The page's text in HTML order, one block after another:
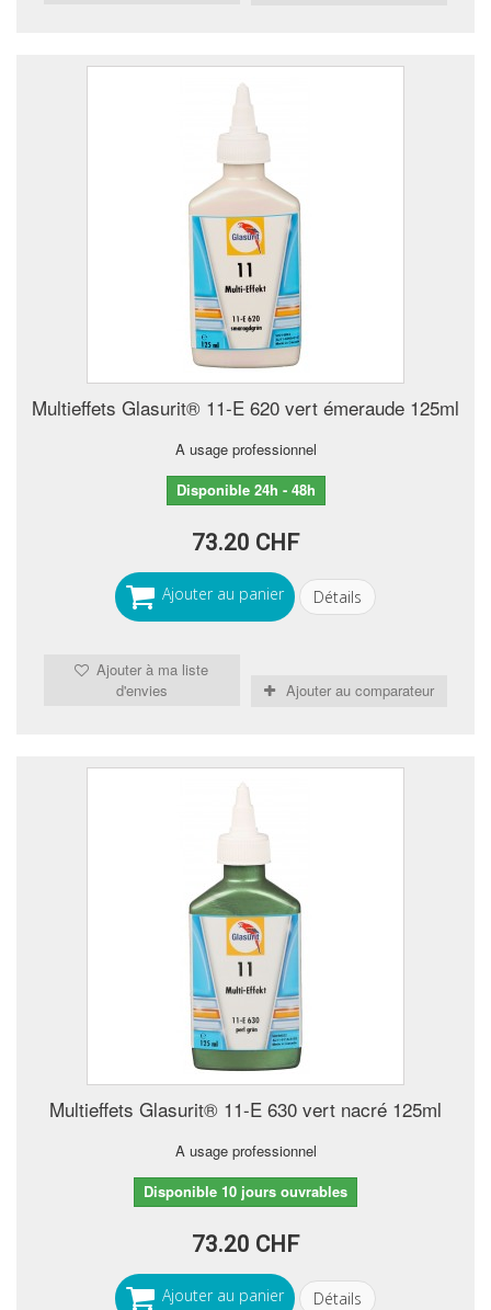
Multieffets Glasurit® 11-E 620 vert émeraude 125ml
A usage professionnel
Disponible 24h - 48h
73.20 CHF
Ajouter au panier Détails
Ajouter à ma liste
d'envies
Ajouter au comparateur
Multieffets Glasurit® 11-E 630 vert nacré 125ml
A usage professionnel
Disponible 10 jours ouvrables
73.20 CHF
Ajouter au panier Détails